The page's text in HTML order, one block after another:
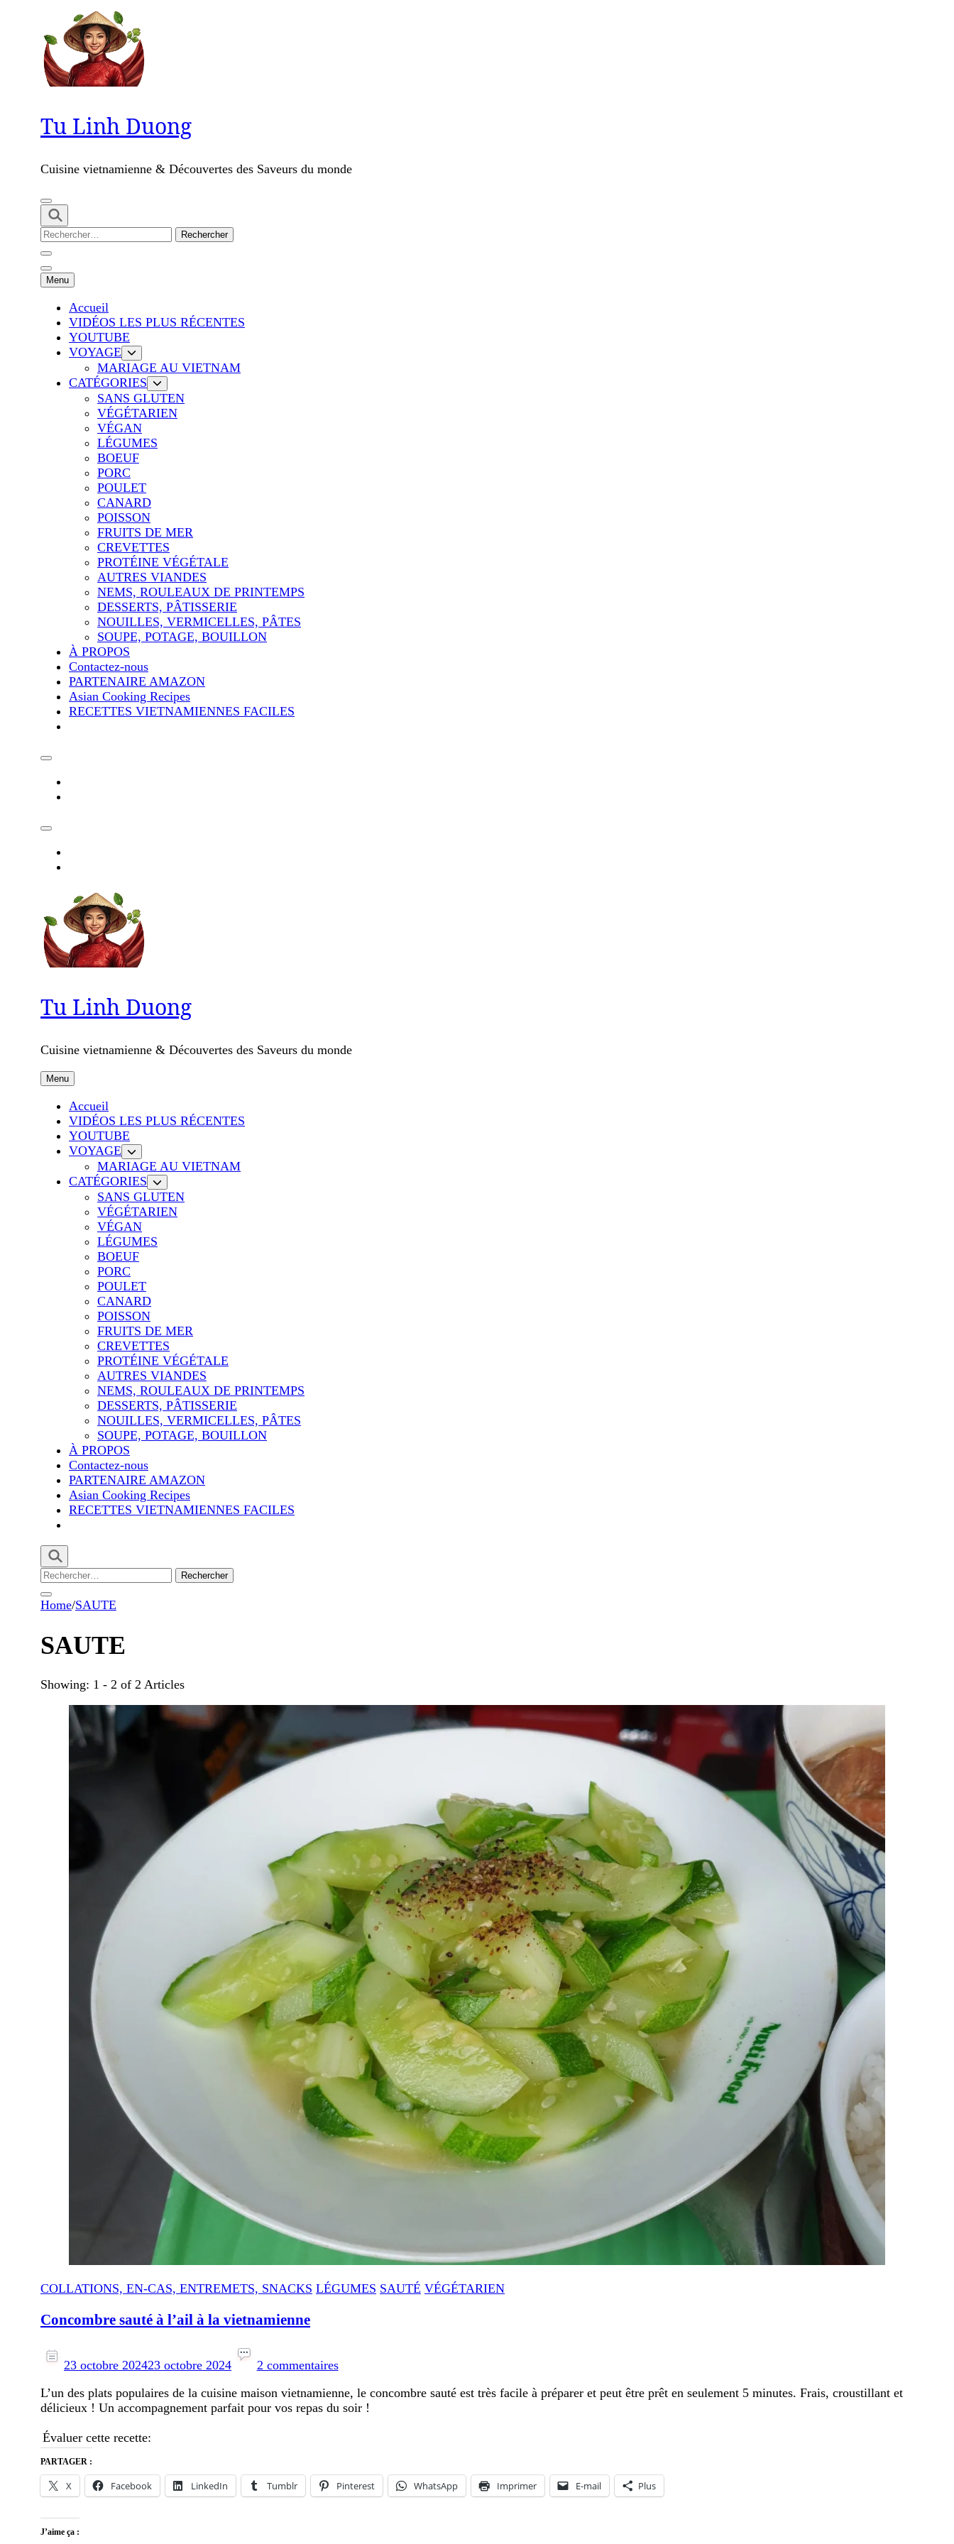
Tu Linh Duong
Cuisine vietnamienne & Découvertes des Saveurs du monde
Rechercher :
Menu
Accueil
VIDÉOS LES PLUS RÉCENTES
YOUTUBE
VOYAGE
MARIAGE AU VIETNAM
CATÉGORIES
SANS GLUTEN
VÉGÉTARIEN
VÉGAN
LÉGUMES
BOEUF
PORC
POULET
CANARD
POISSON
FRUITS DE MER
CREVETTES
PROTÉINE VÉGÉTALE
AUTRES VIANDES
NEMS, ROULEAUX DE PRINTEMPS
DESSERTS, PÂTISSERIE
NOUILLES, VERMICELLES, PÂTES
SOUPE, POTAGE, BOUILLON
À PROPOS
Contactez-nous
PARTENAIRE AMAZON
Asian Cooking Recipes
RECETTES VIETNAMIENNES FACILES
Tu Linh Duong
Cuisine vietnamienne & Découvertes des Saveurs du monde
Menu
Accueil
VIDÉOS LES PLUS RÉCENTES
YOUTUBE
VOYAGE
MARIAGE AU VIETNAM
CATÉGORIES
SANS GLUTEN
VÉGÉTARIEN
VÉGAN
LÉGUMES
BOEUF
PORC
POULET
CANARD
POISSON
FRUITS DE MER
CREVETTES
PROTÉINE VÉGÉTALE
AUTRES VIANDES
NEMS, ROULEAUX DE PRINTEMPS
DESSERTS, PÂTISSERIE
NOUILLES, VERMICELLES, PÂTES
SOUPE, POTAGE, BOUILLON
À PROPOS
Contactez-nous
PARTENAIRE AMAZON
Asian Cooking Recipes
RECETTES VIETNAMIENNES FACILES
Rechercher :
Home/SAUTE
SAUTE
Showing: 1 - 2 of 2 Articles
COLLATIONS, EN-CAS, ENTREMETS, SNACKS LÉGUMES SAUTÉ VÉGÉTARIEN
Concombre sauté à l’ail à la vietnamienne
23 octobre 202423 octobre 2024 2 commentairesConcombre
à
l’ail
L’un des plats populaires de la cuisine maison vietnamienne, le concombre sauté est très facile à préparer et peut être prêt en seulement 5 minutes. Frais, croustillant et
délicieux ! Un accompagnement parfait pour vos repas du soir !
Évaluer cette recette:
PARTAGER :
X Facebook LinkedIn Tumblr Pinterest WhatsApp Imprimer E-mail Plus
J’aime ça :